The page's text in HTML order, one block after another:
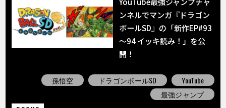
ンネルでマンガ『ドラゴン
ボールSD』の「新作EP#93
～94 イッキ読み！」を公
開！
孫悟空 ドラゴンボールSD
YouTube
最強ジャンプ